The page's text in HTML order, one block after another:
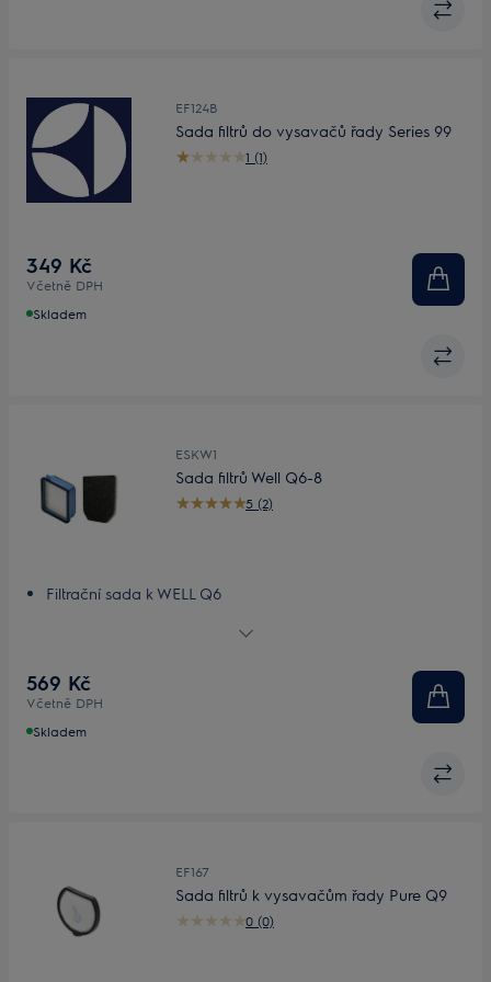
EF124B
1 (1)
Sada filtrů do vysavačů řady Series 99
349 Kč
Včetně DPH
Skladem
ESKW1
5 (2)
Sada filtrů Well Q6-8
Filtrační sada k WELL Q6
Pravidelné čištění a výměna
569 Kč
Včetně DPH
Skladem
EF167
0 (0)
Sada filtrů k vysavačům řady Pure Q9